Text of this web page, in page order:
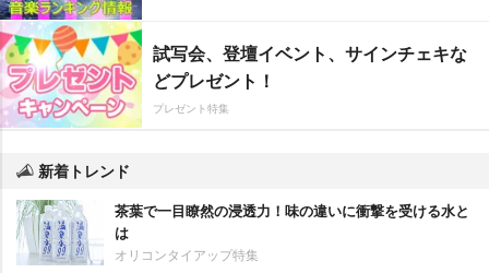
試写会、登壇イベント、サインチェキな
どプレゼント！
プレゼント特集
新着トレンド
茶葉で一目瞭然の浸透力！味の違いに衝撃を受ける水と
は
オリコンタイアップ特集